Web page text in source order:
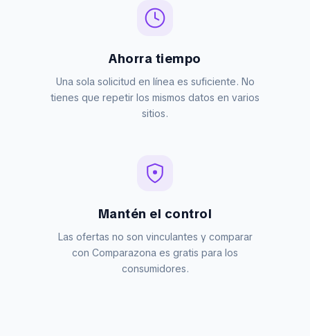
Ahorra tiempo
Una sola solicitud en línea es suficiente. No
tienes que repetir los mismos datos en varios
sitios.
Mantén el control
Las ofertas no son vinculantes y comparar
con Comparazona es gratis para los
consumidores.